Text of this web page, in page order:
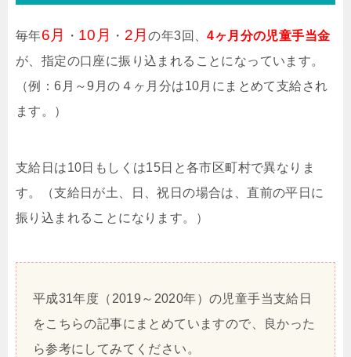
毎年6月 ・ 10月 ・ 2月の年3回、4ヶ月分の児童手当金
が、指定の口座に振り込まれることになっています。
（例：6月～9月の４ヶ月分は10月にまとめて支給され
ます。）
支給日は10日もしくは15日と各市区町村で異なりま
す。（支給日が土、日、祝日の場合は、直前の平日に
振り込まれることになります。）
平成31年度（2019～2020年）の児童手当支給日
をこちらの記事にまとめていますので、良かった
ら参考にしてみてください。